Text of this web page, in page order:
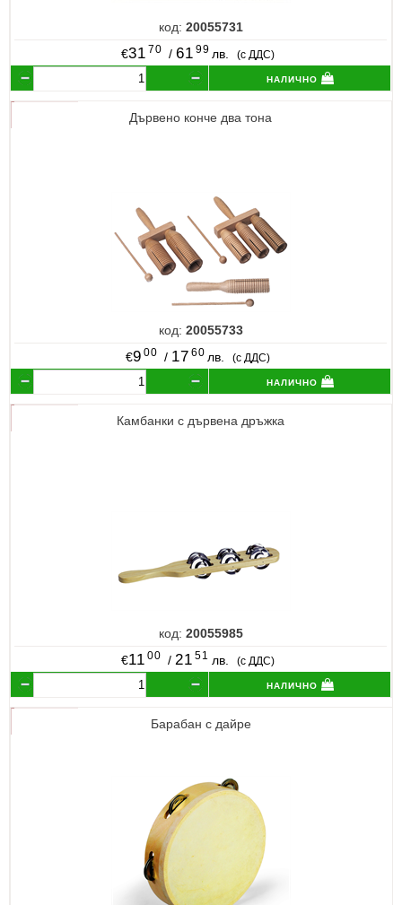
код: 20055731
€31 70 / 61 99 лв. (с ДДС)
налично
Дървено конче два тона
код: 20055733
€9 00 / 17 60 лв. (с ДДС)
налично
Камбанки с дървена дръжка
код: 20055985
€11 00 / 21 51 лв. (с ДДС)
налично
Барабан с дайре